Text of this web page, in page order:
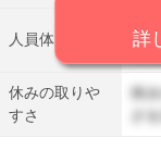
人員体制
人
る
休みの取りや
すさ
休
さ
詳